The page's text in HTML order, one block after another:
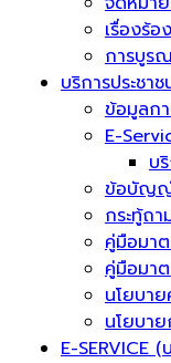
เรื่องร้อ
การบูร
บริการประชาช
ข้อมูลก
E-
บ
ข้อบัญญั
กระทู้ถ
คู่มือมาต
คู่มือมา
นโยบา
นโยบา
E-SERVICE